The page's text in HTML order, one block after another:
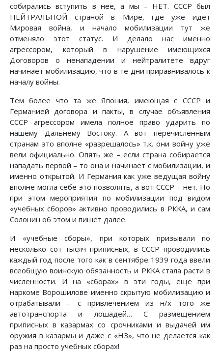
собирались вступить в нее, а мы – НЕТ. СССР был
НЕЙТРАЛЬНОЙ страной в Мире, где уже идет
Мировая война, и начало мобилизации тут же
отменяло этот статус. И делало нас именно
агрессором, который в нарушение имеющихся
Договоров о ненападении и нейтралитете вдруг
начинает мобилизацию, что в те дни приравнивалось к
началу войны.
Тем более что та же Япония, имеющая с СССР и
Германией договора и пакты, в случае объявления
СССР агрессором имела полное право ударить по
нашему Дальнему Востоку. А вот перечисленным
странам это вполне «разрешалось» т.к. они войну уже
вели официально. Опять же – если страна собирается
нападать первой – то она и начинает с мобилизации, и
именно открытой. И Германия как уже ведущая войну
вполне могла себе это позволять, а вот СССР – нет. Но
при этом мероприятия по мобилизации под видом
«учебных сборов» активно проводились в РККА, и сам
Солонин об этом и пишет далее.
И «учебные сборы», при которых призывали по
несколько сот тысяч приписных, в СССР проводились
каждый год после того как в сентябре 1939 года ввели
всеобщую воинскую обязанность и РККА стала расти в
численности. И на «сборах» в эти годы, еще при
наркоме Ворошилове именно скрытую мобилизацию и
отрабатывали – с привлечением из н/х того же
автотранспорта и лошадей… С размещением
приписных в казармах со срочниками и выдачей им
оружия в казармы и даже с «НЗ», что не делается как
раз на просто учебных сборах!